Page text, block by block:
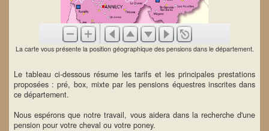
La carte vous présente la position géographique des pensions dans le département.
Le tableau ci-dessous résume les tarifs et les principales prestations
proposées : pré, box, mixte par les pensions équestres inscrites dans
ce département.
Nous espérons que notre travail, vous aidera dans la recherche d'une
pension pour votre cheval ou votre poney.